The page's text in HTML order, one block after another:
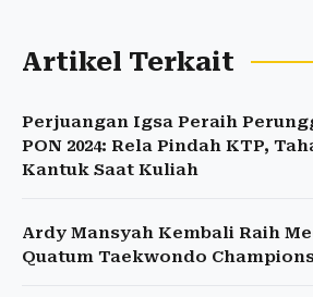
Artikel Terkait
Perjuangan Igsa Peraih
PON 2024: Rela Pindah KTP,
Kantuk Saat Kuliah
Ardy Mansyah Kembali Raih
Quatum Taekwondo